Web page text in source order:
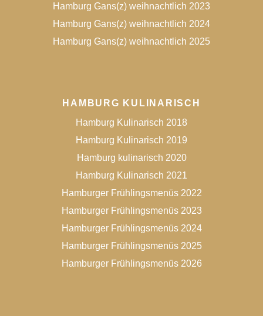
Hamburg Gans(z) weihnachtlich 2023
Hamburg Gans(z) weihnachtlich 2024
Hamburg Gans(z) weihnachtlich 2025
HAMBURG KULINARISCH
Hamburg Kulinarisch 2018
Hamburg Kulinarisch 2019
Hamburg kulinarisch 2020
Hamburg Kulinarisch 2021
Hamburger Frühlingsmenüs 2022
Hamburger Frühlingsmenüs 2023
Hamburger Frühlingsmenüs 2024
Hamburger Frühlingsmenüs 2025
Hamburger Frühlingsmenüs 2026